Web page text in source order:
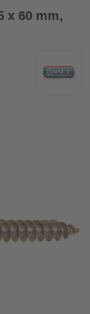
x 60 mm,